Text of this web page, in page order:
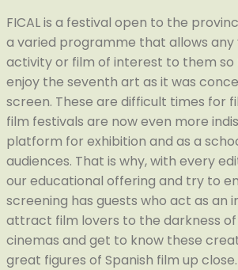
FICAL is a festival open to the
a varied programme that allows any
activity or film of interest to them
enjoy the seventh art as it was
screen. These are difficult times for
film festivals are now even more
platform for exhibition and as a
audiences. That is why, with every
our educational offering and try to
screening has guests who act as an
attract film lovers to the darkness
cinemas and get to know these
great figures of Spanish film up close.